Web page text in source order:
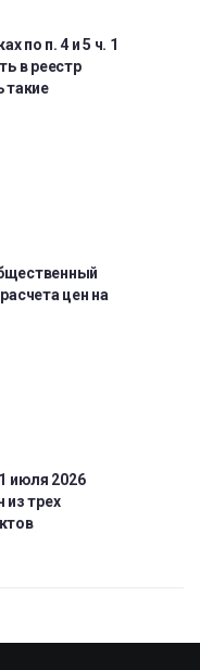
по п. 4 и 5 ч. 1
в реестр
такие
цен на
июля 2026
из трех